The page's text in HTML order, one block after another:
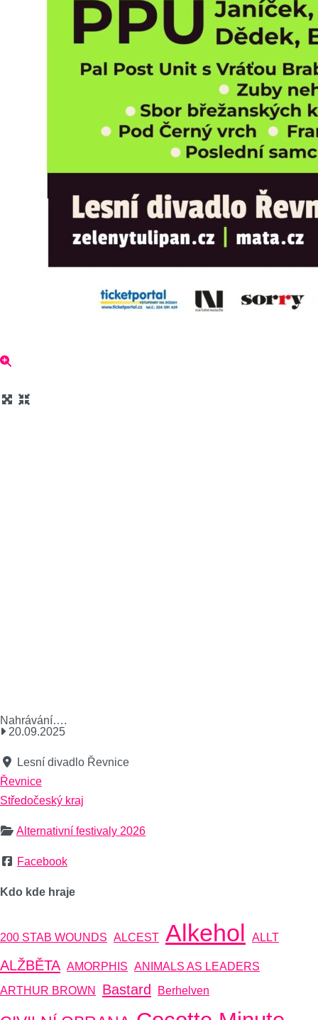
Nahrávání….
20.09.2025
Lesní divadlo Řevnice
Řevnice
Středočeský kraj
Alternativní festivaly 2026
Facebook
Kdo kde hraje
200 STAB WOUNDS ALCEST Alkehol ALLT
ALŽBĚTA AMORPHIS ANIMALS AS LEADERS
ARTHUR BROWN
Bastard Berhelven